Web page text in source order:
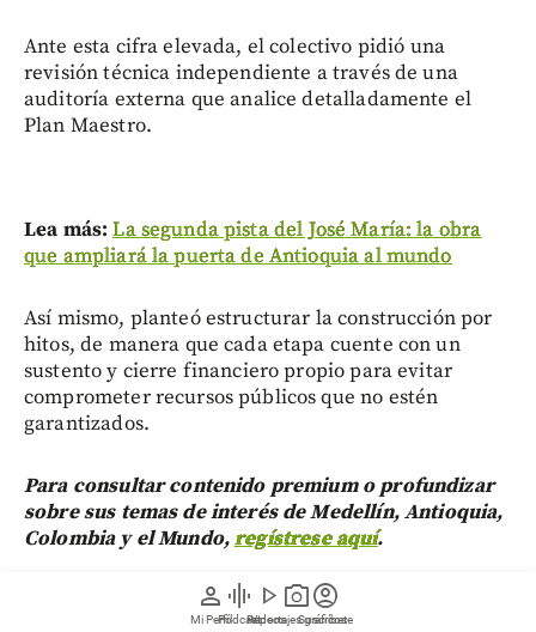
person
Mi Perfil
graphic_eq
Pódcast
play_arrow
Videos
photo_camera
Reportajes gráficos
account_circle
Suscríbete
Ante esta cifra elevada, el colectivo pidió una
revisión técnica independiente a través de una
auditoría externa que analice detalladamente el
Plan Maestro.
Lea más:La segunda pista del José María: la obra
que ampliará la puerta de Antioquia al mundo
Así mismo, planteó estructurar la construcción por
hitos, de manera que cada etapa cuente con un
sustento y cierre financiero propio para evitar
comprometer recursos públicos que no estén
garantizados.
Para consultar contenido premium o profundizar
sobre sus temas de interés de Medellín, Antioquia,
Colombia y el Mundo,regístrese aquí.
El Consejo Motor reafirmó su propósito de seguir